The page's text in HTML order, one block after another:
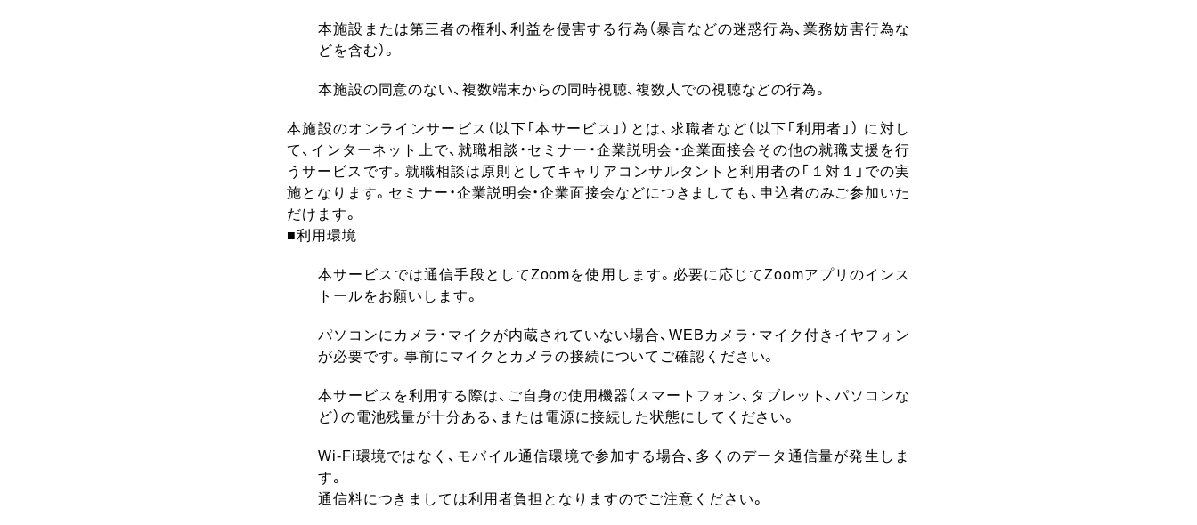
本施設または第三者の権利、利益を侵害する行為（暴言などの迷惑行為、業務妨害行為な
どを含む）。
本施設の同意のない、複数端末からの同時視聴、複数人での視聴などの行為。
本施設のオンラインサービス（以下「本サービス」）とは、求職者など（以下「利用者」） に対し
て、インターネット上で、就職相談・セミナー・企業説明会・企業面接会その他の就職支援を行
うサービスです。就職相談は原則としてキャリアコンサルタントと利用者の「１対１」での実
施となります。セミナー・企業説明会・企業面接会などにつきましても、申込者のみご参加いた
だけます。
■利用環境
本サービスでは通信手段としてZoomを使用します。必要に応じてZoomアプリのインス
トールをお願いします。
パソコンにカメラ・マイクが内蔵されていない場合、WEBカメラ・マイク付きイヤフォン
が必要です。事前にマイクとカメラの接続についてご確認ください。
本サービスを利用する際は、ご自身の使用機器（スマートフォン、タブレット、パソコンな
ど）の電池残量が十分ある、または電源に接続した状態にしてください。
Wi-Fi環境ではなく、モバイル通信環境で参加する場合、多くのデータ通信量が発生しま
す。
通信料につきましては利用者負担となりますのでご注意ください。